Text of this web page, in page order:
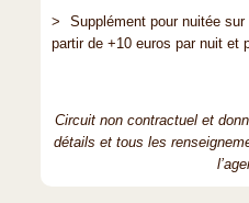
> Supplément pour nuitée
partir de +10 euros par nuit et
Circuit non contractuel et
détails et tous les